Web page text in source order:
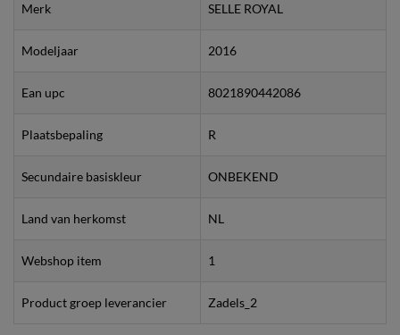
Merk SELLE ROYAL
Modeljaar 2016
Ean upc 8021890442086
Plaatsbepaling R
Secundaire basiskleur ONBEKEND
Land van herkomst NL
Webshop item 1
Product groep leverancier Zadels_2